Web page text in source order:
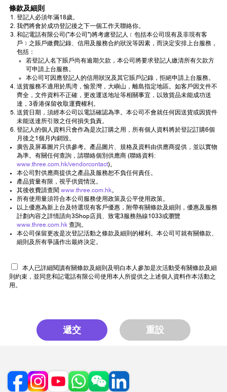
條款及細則
登記人必須年滿18歲。
我們將會於成功登記後之下一個工作天聯絡你。
和記電話有限公司("本公司")將考慮登記人﹝包括本公司現有及非現有客
戶﹞之賬戶繳費記錄、信用及服務合約狀況等因素，而決定安排上台服務，
包括：
若登記人名下賬戶尚有逾期欠款，本公司將要求登記人繳清所有欠款方
可申請上台服務。
本公司可因應登記人的信用狀況及其它賬戶記錄，拒絕申請上台服務。
送貨服務不適用於馬湾，愉景灣，大嶼山，離島指定地區。如客戶因文件不
齊全，文件資料不正確，更改運送地址等相關事宜，以致貨品未能成功送
達，3香港保留收取運費權利。
送貨日期，須經本公司以電話確認為準。本公司不會就任何因送貨或因貨件
未能送達所引致之任何損失負責。
登記人的個人資料只會作為是次訂購之用，所有個人資料將於登記訂購6個
月後之1個月內銷毀。
廣告及屏幕圖片只供參考。產品圖片、規格及資料由供應商提供，並以實物
為準。有關任何查詢，請聯絡個別供應商 (聯絡資料:
www.three.com.hk/vendorcontact)。
本公司對供應商提供之產品及服務恕不負任何責任。
產品貨量有限，視乎供貨情況。
其後收費請查閱 www.three.com.hk。
所有使用量須符合本公司服務使用政策及公平使用政策。
以上優惠為新上台及特選現有客戶優惠，附帶有關條款及細則，優惠及服務
計劃內容之詳情請向3Shop店員、致電3服務熱線1033或瀏覽
www.three.com.hk 查詢。
本公司保留更改是次登記活動之條款及細則的權利。本公司可就有關條款、
細則及所有爭議作出最終決定。
本人已詳細閱讀有關條款及細則及明白本人參加是次活動受有關條款及細
則約束，並同意和記電話有限公司使用本人所提供之上述個人資料作本活動之
用。
遞交 重設